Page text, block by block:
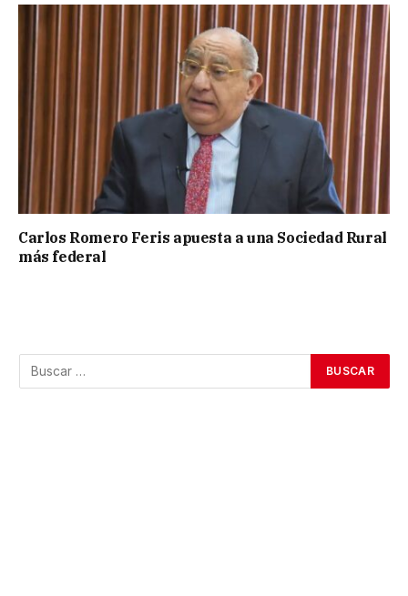
Carlos Romero Feris apuesta a una Sociedad Rural
más federal